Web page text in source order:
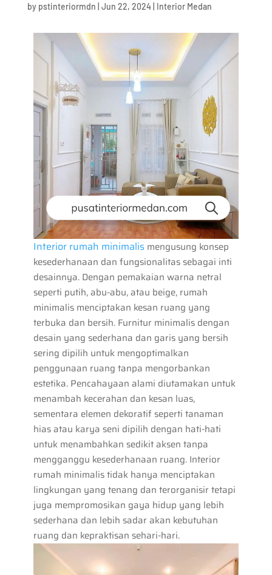
by pstinteriormdn Jun 22, 2024| Interior Medan
Interior rumah minimalis mengusung konsep
kesederhanaan dan fungsionalitas sebagai inti
desainnya. Dengan pemakaian warna netral
seperti putih, abu-abu, atau beige, rumah
minimalis menciptakan kesan ruang yang
terbuka dan bersih. Furnitur minimalis dengan
desain yang sederhana dan garis yang bersih
sering dipilih untuk mengoptimalkan
penggunaan ruang tanpa mengorbankan
estetika. Pencahayaan alami diutamakan untuk
menambah kecerahan dan kesan luas,
sementara elemen dekoratif seperti tanaman
hias atau karya seni dipilih dengan hati-hati
untuk menambahkan sedikit aksen tanpa
mengganggu kesederhanaan ruang. Interior
rumah minimalis tidak hanya menciptakan
lingkungan yang tenang dan terorganisir tetapi
juga mempromosikan gaya hidup yang lebih
sederhana dan lebih sadar akan kebutuhan
ruang dan kepraktisan sehari-hari.